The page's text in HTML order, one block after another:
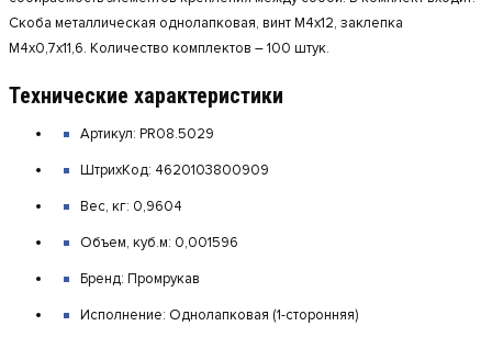
Скоба металлическая однолапковая, винт M4х12, заклепка
М4х0,7х11,6. Количество комплектов – 100 штук.
Технические характеристики
Артикул: PR08.5029
ШтрихКод: 4620103800909
Вес, кг: 0,9604
Объем, куб.м: 0,001596
Бренд: Промрукав
Исполнение: Однолапковая (1-сторонняя)